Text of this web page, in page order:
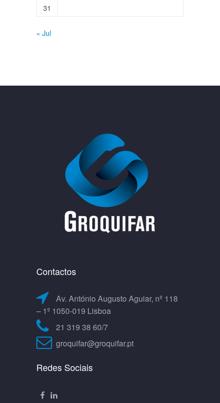
31
« Jul
Contactos
Av. António Augusto Aguiar, nº 118
– 1º 1050-019 Lisboa
21 319 38 60/7
groquifar@groquifar.pt
Redes Sociais